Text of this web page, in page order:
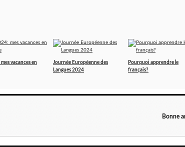
vacances en
Journée Européenne des
Langues 2024
Pourquoi apprendre le
français?
Bonne